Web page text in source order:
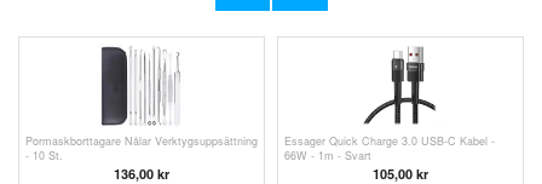
Pormaskborttagare Nålar Verktygsuppsättning
- 10 St.
136,00 kr
Essager Quick Charge 3.0 USB-C Kabel -
66W - 1m - Svart
105,00 kr